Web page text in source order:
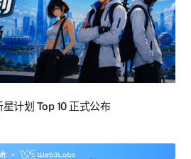
计划 Top 10 正式公布